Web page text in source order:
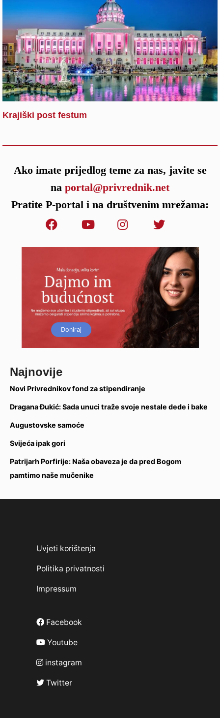
Krajiški post festum
Ako imate prijedlog teme za nas, javite se
na portal@privrednik.net
Pratite P-portal i na društvenim mrežama:
Doniraj
Najnovije
Novi Privrednikov fond za stipendiranje
Dragana Đukić: Sada unuci traže svoje nestale dede i bake
Augustovske samoće
Svijeća ipak gori
Patrijarh Porfirije: Naša obaveza je da pred Bogom
pamtimo naše mučenike
Uvjeti korištenja
Politika privatnosti
Impressum
Facebook
Youtube
instagram
Twitter